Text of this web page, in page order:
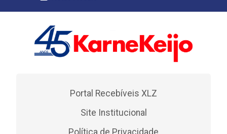
Portal Recebíveis XLZ
Site Institucional
Política de Privacidade